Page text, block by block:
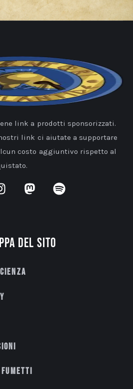
link a prodotti sponsorizzati.
link ci aiutate a supportare
costo aggiuntivo rispetto al
del sito